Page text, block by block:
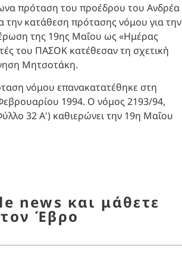
πρόταση του προέδρου του Ανδρέα
την κατάθεση πρότασης νόμου για την
της 19ης Μαΐου ως «Ημέρας
του ΠΑΣΟΚ κατέθεσαν τη σχετική
Μητσοτάκη.
νόμου επανακατατέθηκε στη
1994. O νόμος 2193/94,
32 Α') καθιερώνει την 19η Μαΐου
news και μάθετε
Έβρο